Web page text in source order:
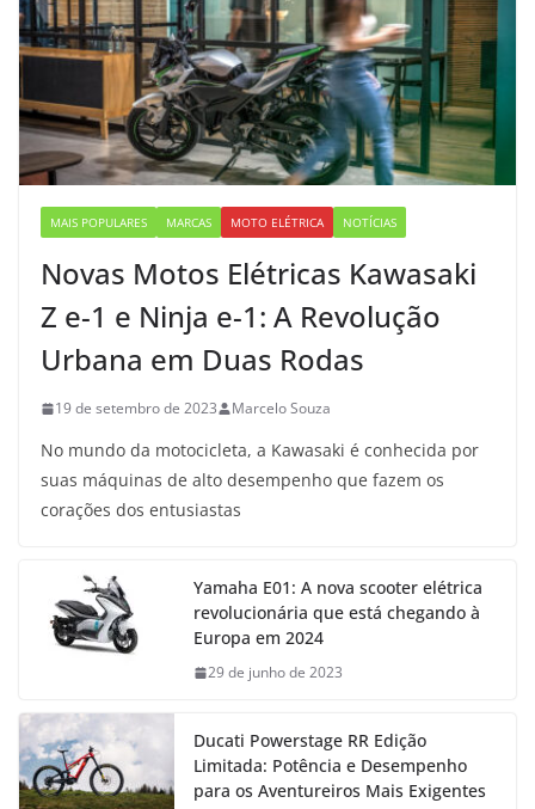
MAIS POPULARES MARCAS MOTO ELÉTRICA NOTÍCIAS
Novas Motos Elétricas Kawasaki
Z e-1 e Ninja e-1: A Revolução
Urbana em Duas Rodas
19 de setembro de 2023 Marcelo Souza
No mundo da motocicleta, a Kawasaki é conhecida por
suas máquinas de alto desempenho que fazem os
corações dos entusiastas
Yamaha E01: A nova scooter elétrica
revolucionária que está chegando à
Europa em 2024
29 de junho de 2023
Ducati Powerstage RR Edição
Limitada: Potência e Desempenho
para os Aventureiros Mais Exigentes